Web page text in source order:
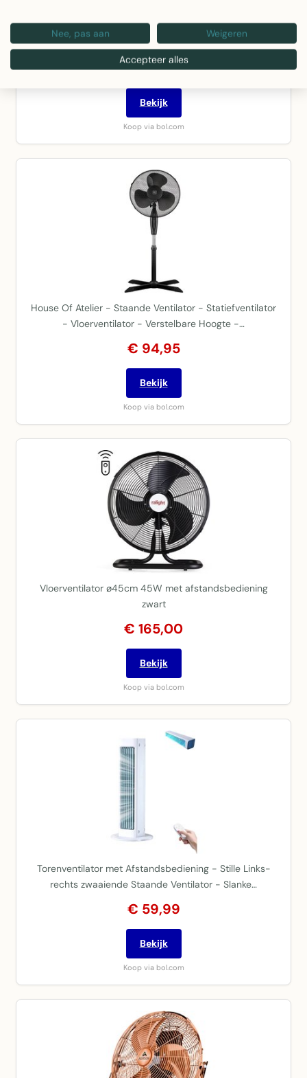
Cycplus F1 Cardio - Fitness Fan met Afstandbediening -
Air Mover - Ventilator - met App -…
€ 149,95
Bekijk
Koop via bol.com
House Of Atelier - Staande Ventilator - Statiefventilator
- Vloerventilator - Verstelbare Hoogte -…
€ 94,95
Bekijk
Koop via bol.com
Vloerventilator ø45cm 45W met afstandsbediening
zwart
€ 165,00
Bekijk
Koop via bol.com
Torenventilator met Afstandsbediening - Stille Links-
rechts zwaaiende Staande Ventilator - Slanke…
€ 59,99
Bekijk
Koop via bol.com
Nee, pas aan Weigeren
Accepteer alles